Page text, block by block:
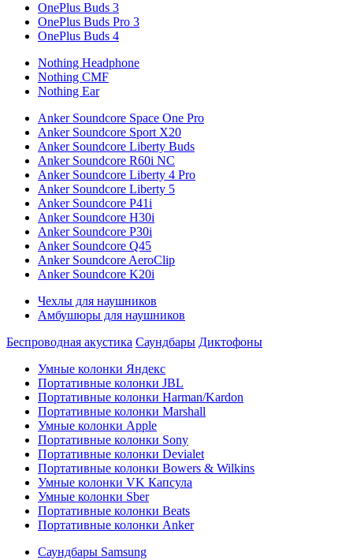
OnePlus Buds 3
OnePlus Buds Pro 3
OnePlus Buds 4
Nothing Headphone
Nothing CMF
Nothing Ear
Anker Soundcore Space One Pro
Anker Soundcore Sport X20
Anker Soundcore Liberty Buds
Anker Soundcore R60i NC
Anker Soundcore Liberty 4 Pro
Anker Soundcore Liberty 5
Anker Soundcore P41i
Anker Soundcore H30i
Anker Soundcore P30i
Anker Soundcore Q45
Anker Soundcore AeroClip
Anker Soundcore K20i
Чехлы для наушников
Амбушюры для наушников
Беспроводная акустика Саундбары Диктофоны
Умные колонки Яндекс
Портативные колонки JBL
Портативные колонки Harman/Kardon
Портативные колонки Marshall
Умные колонки Apple
Портативные колонки Sony
Портативные колонки Devialet
Портативные колонки Bowers & Wilkins
Умные колонки VK Капсула
Умные колонки Sber
Портативные колонки Beats
Портативные колонки Anker
Саундбары Samsung